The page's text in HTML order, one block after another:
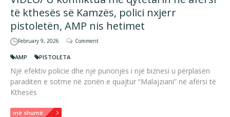
të kthesës së Kamzës, polici nxjerr
pistoletën, AMP nis hetimet
February 9, 2026 Comment
AMP PISTOLETA
Një efektiv policie dhe një punonjës i një biznesi u përplasën
paraditen e sotme në zonën e quajtur “Malajziani” në afërsi të
Kthesës
më shumë...